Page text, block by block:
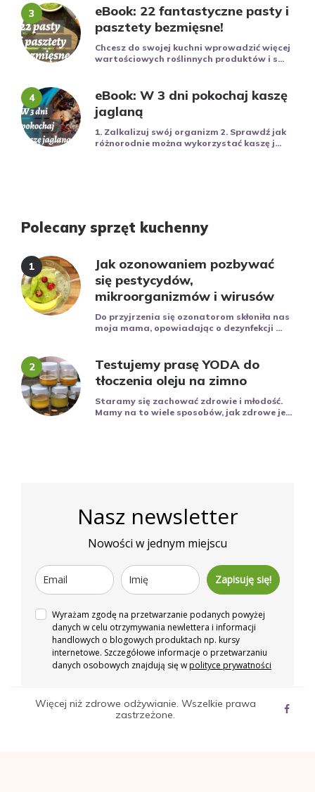
eBook: 22 fantastyczne pasty i
pasztety bezmięsne!
Chcesz do swojej kuchni wprowadzić więcej
wartościowych roślinnych produktów i s...
eBook: W 3 dni pokochaj kaszę
jaglaną
1. Zalkalizuj swój organizm 2. Sprawdź jak
różnorodnie można wykorzystać kaszę j...
Polecany sprzęt kuchenny
Jak ozonowaniem pozbywać
się pestycydów,
mikroorganizmów i wirusów
Do przyjrzenia się ozonatorom skłoniła nas
moja mama, opowiadając o dezynfekcji ...
Testujemy prasę YODA do
tłoczenia oleju na zimno
Staramy się zachować zdrowie i młodość.
Mamy na to wiele sposobów, jak zdrowe je...
Nasz newsletter
Nowości w jednym miejscu
Zapisuję się!
Wyrażam zgodę na przetwarzanie podanych powyżej
danych w celu otrzymywania newlettera i informacji
handlowych o blogowych produktach np. kursy
internetowe. Szczegółowe informacje o przetwarzaniu
danych osobowych znajdują się wpolityce prywatności
Więcej niż zdrowe odżywianie. Wszelkie prawa
zastrzeżone.